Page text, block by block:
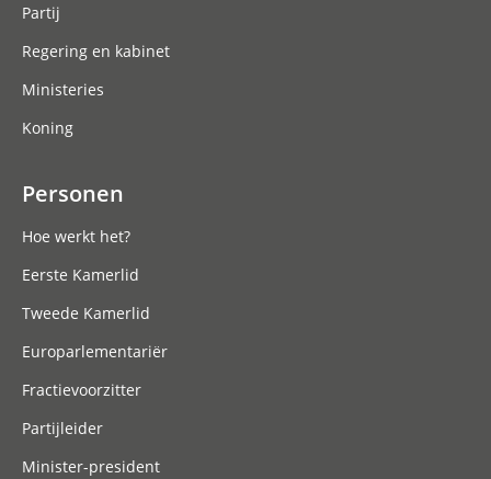
Partij
Regering en kabinet
Ministeries
Koning
Personen
Hoe werkt het?
Eerste Kamerlid
Tweede Kamerlid
Europarlementariër
Fractievoorzitter
Partijleider
Minister-president